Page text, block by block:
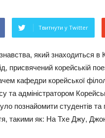
Твитнути у Twitter
який знаходиться в
присвячений корейській
кафедри корейської
та адміністратором
познайомити студентів та
такими як: На Тхе Джу,